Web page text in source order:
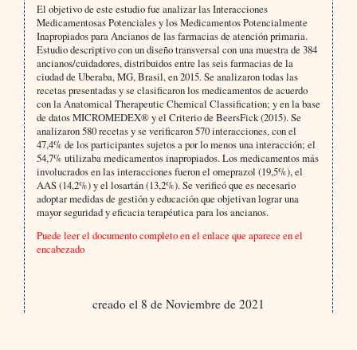
El objetivo de este estudio fue analizar las Interacciones
Medicamentosas Potenciales y los Medicamentos Potencialmente
Inapropiados para Ancianos de las farmacias de atención primaria.
Estudio descriptivo con un diseño transversal con una muestra de 384
ancianos/cuidadores, distribuidos entre las seis farmacias de la
ciudad de Uberaba, MG, Brasil, en 2015. Se analizaron todas las
recetas presentadas y se clasificaron los medicamentos de acuerdo
con la Anatomical Therapeutic Chemical Classification; y en la base
de datos MICROMEDEX® y el Criterio de BeersFick (2015). Se
analizaron 580 recetas y se verificaron 570 interacciones, con el
47,4% de los participantes sujetos a por lo menos una interacción; el
54,7% utilizaba medicamentos inapropiados. Los medicamentos más
involucrados en las interacciones fueron el omeprazol (19,5%), el
AAS (14,2%) y el losartán (13,2%). Se verificó que es necesario
adoptar medidas de gestión y educación que objetivan lograr una
mayor seguridad y eficacia terapéutica para los ancianos.
Puede leer el documento completo en el enlace que aparece en el
encabezado
creado el 8 de Noviembre de 2021